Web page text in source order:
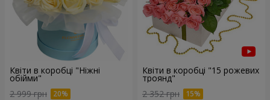
Квіти в коробці "Ніжні
обійми"
2 999 грн
Квіти в коробці "15 рожевих
троянд"
2 352 грн